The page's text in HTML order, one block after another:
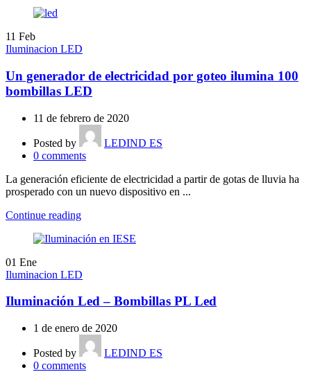
11 Feb
Iluminacion LED
Un generador de electricidad por goteo ilumina 100
bombillas LED
11 de febrero de 2020
Posted by
LEDIND ES
0 comments
La generación eficiente de electricidad a partir de gotas de lluvia ha
prosperado con un nuevo dispositivo en ...
Continue reading
01 Ene
Iluminacion LED
Iluminación Led – Bombillas PL Led
1 de enero de 2020
Posted by
LEDIND ES
0 comments